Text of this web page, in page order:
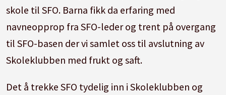
skole til SFO. Barna fikk da erfaring med
navneopprop fra SFO-leder og trent på overgang
til SFO-basen der vi samlet oss til avslutning av
Skoleklubben med frukt og saft.
Det å trekke SFO tydelig inn i Skoleklubben og